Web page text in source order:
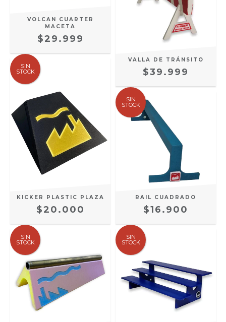
VOLCAN CUARTER
MACETA
$29.999
VALLA DE TRÁNSITO
$39.999
SIN
STOCK
KICKER PLASTIC PLAZA
$20.000
SIN
STOCK
RAIL CUADRADO
$16.900
SIN
STOCK
SIN
STOCK